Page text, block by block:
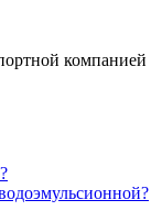
компанией